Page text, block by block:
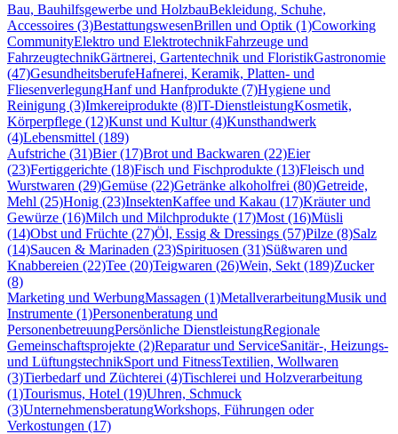
Bau, Bauhilfsgewerbe und HolzbauBekleidung, Schuhe,
Accessoires (3)BestattungswesenBrillen und Optik (1)Coworking
CommunityElektro und ElektrotechnikFahrzeuge und
FahrzeugtechnikGärtnerei, Gartentechnik und FloristikGastronomie
(47)GesundheitsberufeHafnerei, Keramik, Platten- und
FliesenverlegungHanf und Hanfprodukte (7)Hygiene und
Reinigung (3)Imkereiprodukte (8)IT-DienstleistungKosmetik,
Körperpflege (12)Kunst und Kultur (4)Kunsthandwerk
(4)Lebensmittel (189)
Aufstriche (31)Bier (17)Brot und Backwaren (22)Eier
(23)Fertiggerichte (18)Fisch und Fischprodukte (13)Fleisch und
Wurstwaren (29)Gemüse (22)Getränke alkoholfrei (80)Getreide,
Mehl (25)Honig (23)InsektenKaffee und Kakau (17)Kräuter und
Gewürze (16)Milch und Milchprodukte (17)Most (16)Müsli
(14)Obst und Früchte (27)Öl, Essig & Dressings (57)Pilze (8)Salz
(14)Saucen & Marinaden (23)Spirituosen (31)Süßwaren und
Knabbereien (22)Tee (20)Teigwaren (26)Wein, Sekt (189)Zucker
(8)
Marketing und WerbungMassagen (1)MetallverarbeitungMusik und
Instrumente (1)Personenberatung und
PersonenbetreuungPersönliche DienstleistungRegionale
Gemeinschaftsprojekte (2)Reparatur und ServiceSanitär-, Heizungs-
und LüftungstechnikSport und FitnessTextilien, Wollwaren
(3)Tierbedarf und Züchterei (4)Tischlerei und Holzverarbeitung
(1)Tourismus, Hotel (19)Uhren, Schmuck
(3)UnternehmensberatungWorkshops, Führungen oder
Verkostungen (17)